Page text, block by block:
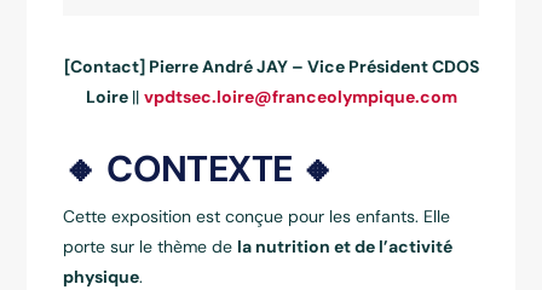
[Contact] Pierre André JAY – Vice Président CDOS
Loire || vpdtsec.loire@franceolympique.com
🔸 CONTEXTE 🔸
Cette exposition est conçue pour les enfants. Elle
porte sur le thème de la nutrition et de l’activité
physique.